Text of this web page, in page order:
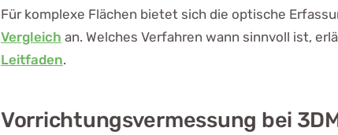
Für komplexe Flächen bietet sich die optische
Vergleich an. Welches Verfahren wann sinnvoll ist,
Leitfaden.
Vorrichtungsvermessung bei